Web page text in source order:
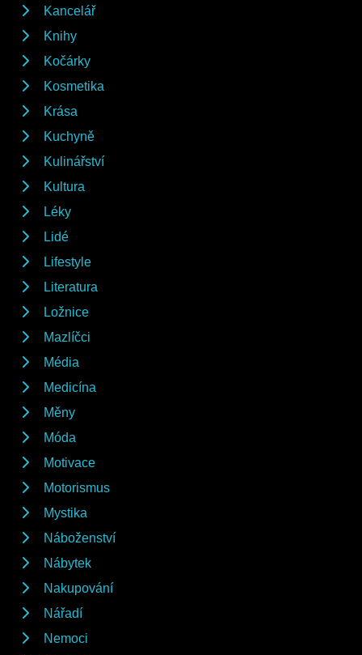
Kancelář
Knihy
Kočárky
Kosmetika
Krása
Kuchyně
Kulinářství
Kultura
Léky
Lidé
Lifestyle
Literatura
Ložnice
Mazlíčci
Média
Medicína
Měny
Móda
Motivace
Motorismus
Mystika
Náboženství
Nábytek
Nakupování
Nářadí
Nemoci